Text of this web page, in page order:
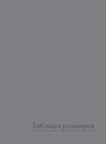
Таблица размеров